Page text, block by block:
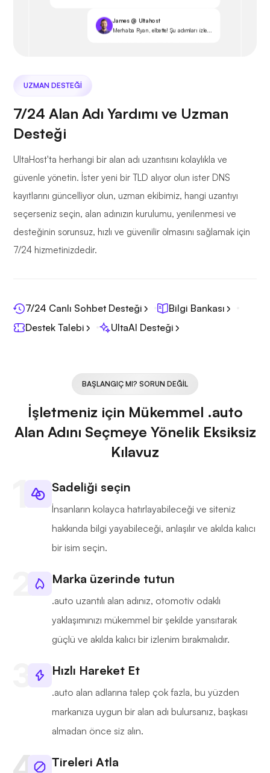
James @ Ultahost
Merhaba Ryan, elbette! Şu adımları izle...
UZMAN DESTEĞI
7/24 Alan Adı Yardımı ve Uzman
Desteği
UltaHost'ta herhangi bir alan adı uzantısını kolaylıkla ve
güvenle yönetin. İster yeni bir TLD alıyor olun ister DNS
kayıtlarını güncelliyor olun, uzman ekibimiz, hangi uzantıyı
seçerseniz seçin, alan adınızın kurulumu, yenilenmesi ve
desteğinin sorunsuz, hızlı ve güvenilir olmasını sağlamak için
7/24 hizmetinizdedir.
7/24 Canlı Sohbet Desteği
Bilgi Bankası
Destek Talebi
UltaAI Desteği
BAŞLANGIÇ MI? SORUN DEĞIL
İşletmeniz için Mükemmel .auto
Alan Adını Seçmeye Yönelik Eksiksiz
Kılavuz
Sadeliği seçin
İnsanların kolayca hatırlayabileceği ve siteniz
hakkında bilgi yayabileceği, anlaşılır ve akılda kalıcı
bir isim seçin.
Marka üzerinde tutun
.auto uzantılı alan adınız, otomotiv odaklı
yaklaşımınızı mükemmel bir şekilde yansıtarak
güçlü ve akılda kalıcı bir izlenim bırakmalıdır.
Hızlı Hareket Et
.auto alan adlarına talep çok fazla, bu yüzden
markanıza uygun bir alan adı bulursanız, başkası
almadan önce siz alın.
Tireleri Atla